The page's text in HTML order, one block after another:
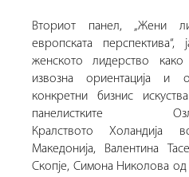
Вториот панел, „Жени
европската
женското лидерство
извозна ориентација и
конкретни бизнис
панелистките Озлем
Кралството Холандија
Македонија, Валентина
Скопје, Симона Николова